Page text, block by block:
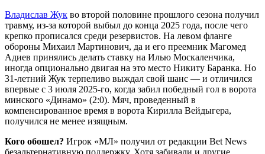
Владислав Жук во второй половине прошлого сезона получил
травму, из-за которой выбыл до конца 2025 года, после чего
крепко прописался среди резервистов. На левом фланге
обороны Михаил Мартинович, да и его преемник Магомед
Адиев принялись делать ставку на Илью Москаленчика,
иногда опционально двигая на это место Никиту Баранка. Но
31-летний Жук терпеливо выждал свой шанс — и отличился
впервые с 3 июля 2025-го, когда забил победный гол в ворота
минского «Динамо» (2:0). Мяч, проведенный в
компенсированное время в ворота Кирилла Вейдыгера,
получился не менее изящным.
Кого обошел? Игрок «МЛ» получил от редакции Bet News
безальтернативную поддержку. Хотя забивали и другие